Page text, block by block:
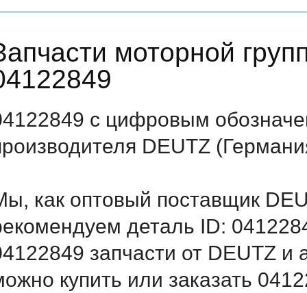
моторной
с цифровым
DEUTZ
как оптовый поставщик
деталь ID:
запчасти от DEUTZ и
купить или заказать